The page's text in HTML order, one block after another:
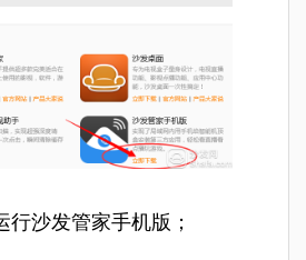
行沙发管家手机版；